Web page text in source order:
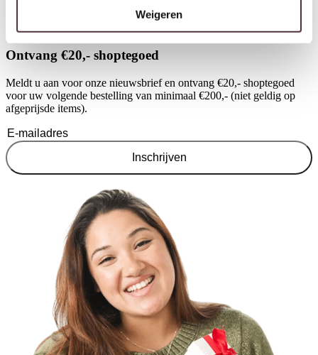
Weigeren
Ontvang €20,- shoptegoed
Meldt u aan voor onze nieuwsbrief en ontvang €20,- shoptegoed
voor uw volgende bestelling van minimaal €200,- (niet geldig op
afgeprijsde items).
Inschrijven